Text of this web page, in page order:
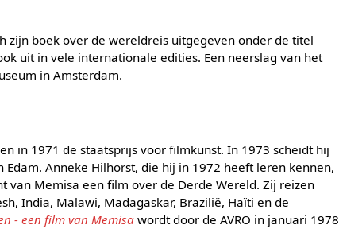
boek over de wereldreis uitgegeven onder de titel
uit in vele internationale edities. Een neerslag van het
in Amsterdam.
in 1971 de staatsprijs voor filmkunst. In 1973 scheidt hij
Anneke Hilhorst, die hij in 1972 heeft leren kennen,
Memisa een film over de Derde Wereld. Zij reizen
India, Malawi, Madagaskar, Brazilië, Haïti en de
- een film van Memisa wordt door de AVRO in januari 1978